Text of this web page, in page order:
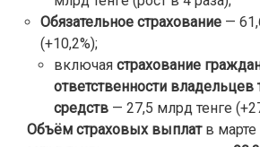
Обязательное страхование —
(+10,2%);
включая страхование
ответственности владельцев
средств — 27,5 млрд тенге
Объём страховых выплатв марте